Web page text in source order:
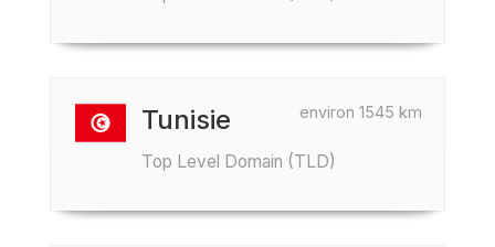
environ 1545 km
Tunisie
Top Level Domain (TLD)